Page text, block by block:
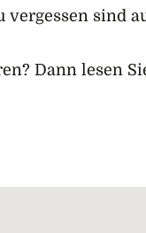
vergessen sind
Dann lesen